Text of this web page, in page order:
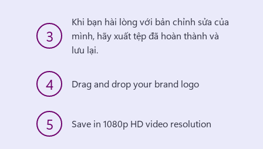
3
Khi bạn hài lòng với bản chỉnh sửa của
mình, hãy xuất tệp đã hoàn thành và
lưu lại.
4 Drag and drop your brand logo
5 Save in 1080p HD video resolution